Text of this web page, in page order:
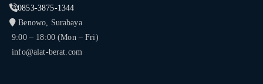
0853-3875-1344
Benowo, Surabaya
9:00 – 18:00 (Mon – Fri)
info@alat-berat.com